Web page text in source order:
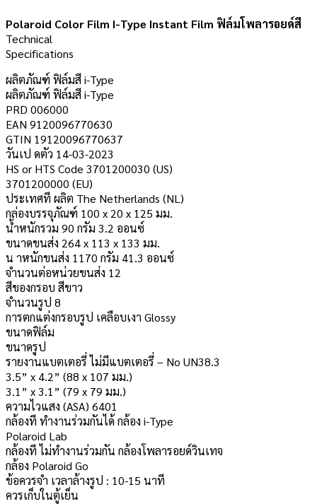
Polaroid Color Film I-Type Instant Film ฟิล์มโพลารอยด์สี
Technical
Specifications
ผลิตภัณฑ์ ฟิล์มสี i-Type
ผลิตภัณฑ์ ฟิล์มสี i-Type
PRD 006000
EAN 9120096770630
GTIN 19120096770637
วันเป ดตัว 14-03-2023
HS or HTS Code 3701200030 (US)
3701200000 (EU)
ประเทศที ผลิต The Netherlands (NL)
กล่องบรรจุภัณฑ์ 100 x 20 x 125 มม.
น้ำหนักรวม 90 กรัม 3.2 ออนซ์
ขนาดขนส่ง 264 x 113 x 133 มม.
น าหนักขนส่ง 1170 กรัม 41.3 ออนซ์
จํานวนต่อหน่วยขนส่ง 12
สีของกรอบ สีขาว
จำนวนรูป 8
การตกแต่งกรอบรูป เคลือบเงา Glossy
ขนาดฟิล์ม
ขนาดรูป
รายงานแบตเตอรี่ ไม่มีแบตเตอรี่ – No UN38.3
3.5” x 4.2” (88 x 107 มม.)
3.1” x 3.1” (79 x 79 มม.)
ความไวแสง (ASA) 6401
กล้องที ทำงานร่วมกันได้ กล้อง i-Type
Polaroid Lab
กล้องที ไม่ทำงานร่วมกัน กล้องโพลารอยด์วินเทจ
กล้อง Polaroid Go
ข้อควรจำ เวลาล้างรูป : 10-15 นาที
ควรเก็บในตู้เย็น